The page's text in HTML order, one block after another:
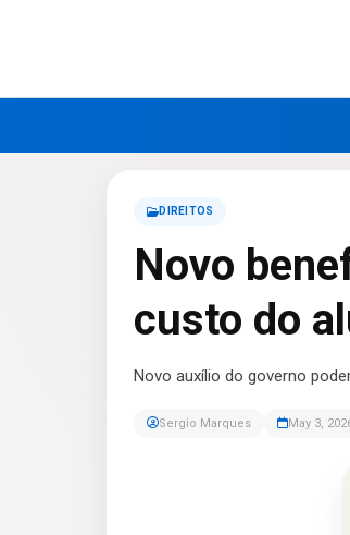
DIREITOS
Novo
custo do
Novo auxílio do governo
Sergio Marques May 3,